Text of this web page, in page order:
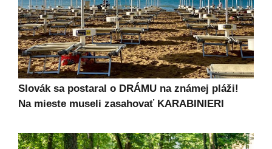
Slovák sa postaral o DRÁMU na známej pláži!
Na mieste museli zasahovať KARABINIERI